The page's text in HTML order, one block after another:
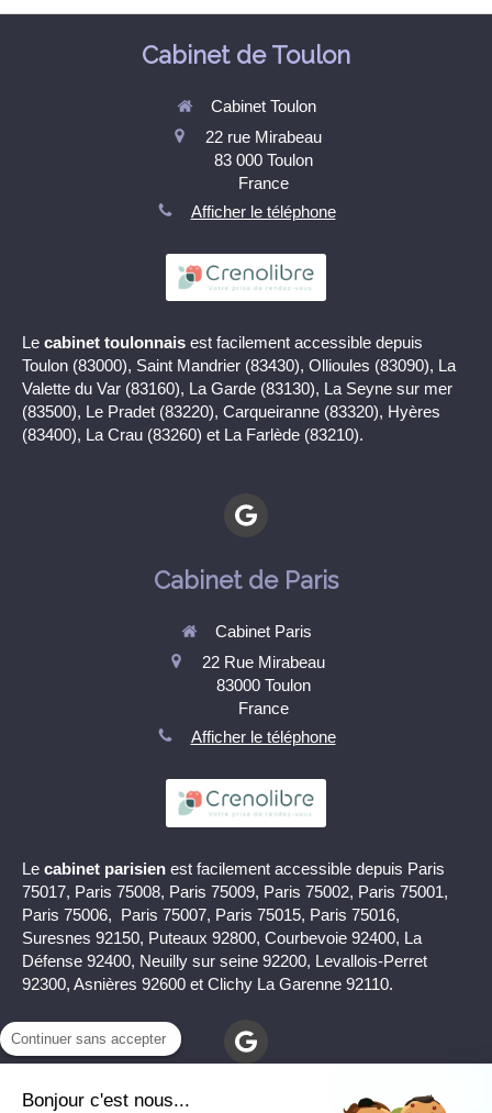
Cabinet de Toulon
Cabinet Toulon
22 rue Mirabeau
83 000 Toulon
France
Afficher le téléphone
Le cabinet toulonnais est facilement accessible depuis
Toulon (83000), Saint Mandrier (83430), Ollioules (83090), La
Valette du Var (83160), La Garde (83130), La Seyne sur mer
(83500), Le Pradet (83220), Carqueiranne (83320), Hyères
(83400), La Crau (83260) et La Farlède (83210).
Cabinet de Paris
Cabinet Paris
22 Rue Mirabeau
83000 Toulon
France
Afficher le téléphone
Le cabinet parisien est facilement accessible depuis Paris
75017, Paris 75008, Paris 75009, Paris 75002, Paris 75001,
Paris 75006, Paris 75007, Paris 75015, Paris 75016,
Suresnes 92150, Puteaux 92800, Courbevoie 92400, La
Défense 92400, Neuilly sur seine 92200, Levallois-Perret
92300, Asnières 92600 et Clichy La Garenne 92110.
Continuer sans accepter
Bonjour c'est nous...